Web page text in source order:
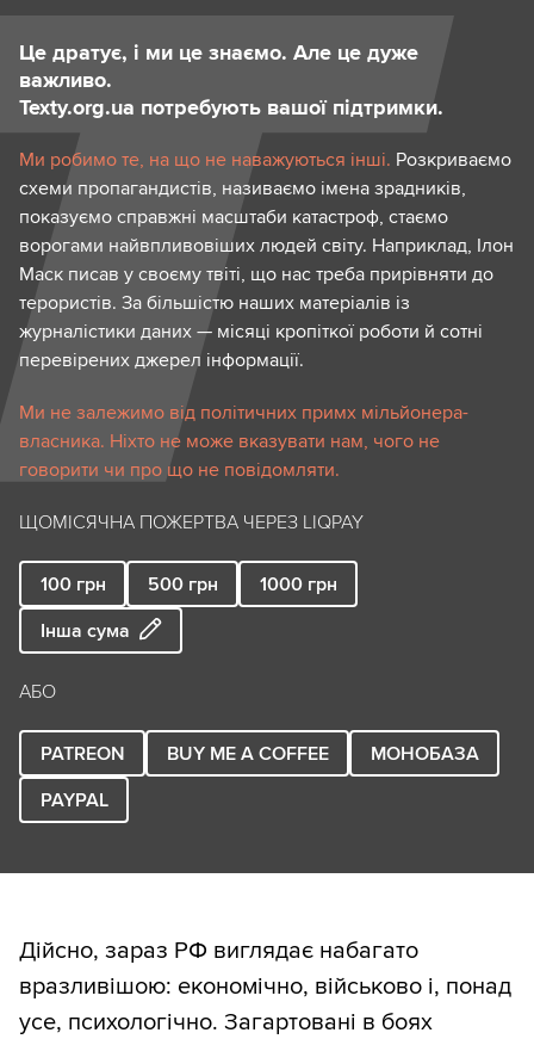
Це дратує, і ми це знаємо. Але це дуже
важливо.
Texty.org.ua потребують вашої підтримки.
Ми робимо те, на що не наважуються інші. Розкриваємо
схеми пропагандистів, називаємо імена зрадників,
показуємо справжні масштаби катастроф, стаємо
ворогами найвпливовіших людей світу. Наприклад, Ілон
Маск писав у своєму твіті, що нас треба прирівняти до
терористів. За більшістю наших матеріалів із
журналістики даних — місяці кропіткої роботи й сотні
перевірених джерел інформації.
Ми не залежимо від політичних примх мільйонера-
власника. Ніхто не може вказувати нам, чого не
говорити чи про що не повідомляти.
ЩОМІСЯЧНА ПОЖЕРТВА ЧЕРЕЗ LIQPAY
100 грн 500 грн 1000 грн
Інша сума
АБО
PATREON BUY ME A COFFEE
МОНОБАЗА
PAYPAL
Дійсно, зараз РФ виглядає набагато
вразливішою: економічно, військово і, понад
усе, психологічно. Загартовані в боях